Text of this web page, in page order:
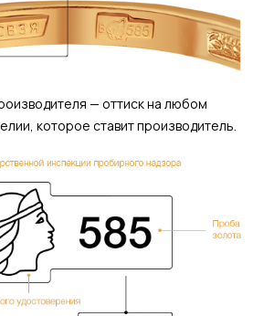
— оттиск на любом
которое ставит производитель.